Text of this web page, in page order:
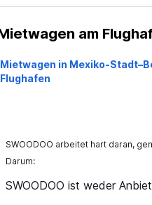
am
Mietwagen in Mexiko-
Flughafen
SWOODOO arbeitet hart daran,
Darum:
SWOODOO ist weder